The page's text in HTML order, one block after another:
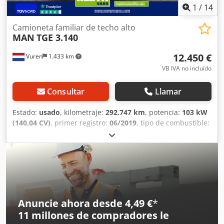
1 / 14
Vuren 1.433 km
Camioneta familiar de techo alto
MAN TGE 3.140
12.450 €
VB IVA no incluído
Consultar Llamar
Estado: usado, kilometraje: 292.747 km, potencia: 103 kW
(140,04 CV), primer registro: 06/2019, tipo de combustible:
, tamaño del neumático:
ejes:4x2, distancia entre ejes:3.640 mm, combustible:
, color:blanco, cabina del conductor:
, tipo de engranaje: automático, clase de
Euro 6, amortiguación:
, número de asientos:
, longitud total: 6.130 mm , ancho total:1.990 mm
2.650 mm , longitud del espacio de carga:
anchura del espacio de carga:1.780 mm, altura del
espacio de carga:1.920 mm, Año de fabricación:
Anuncie ahora desde 4,49 €*
11 millones de compradores le